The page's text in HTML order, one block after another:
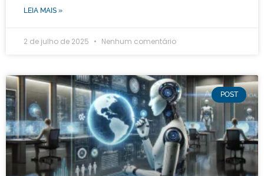
LEIA MAIS »
2 de julho de 2025 Nenhum comentário
POST